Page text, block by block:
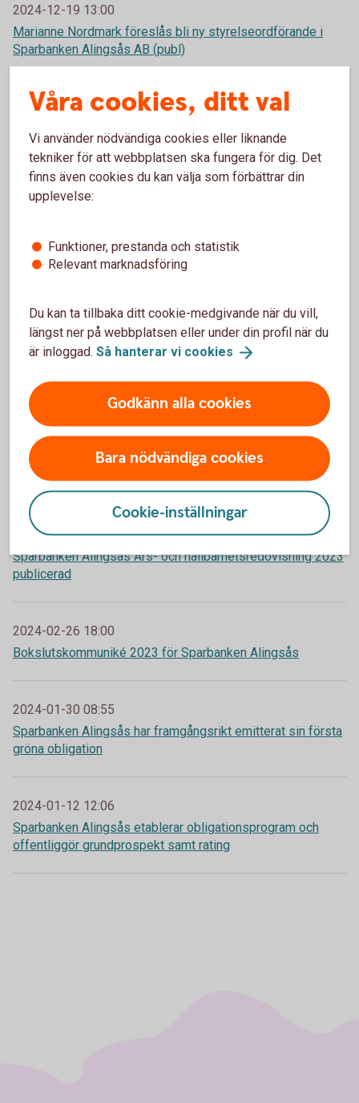
2024-12-19 13:00
Marianne Nordmark föreslås bli ny styrelseordförande i
Sparbanken Alingsås AB (publ)
2024-11-29 15:00
2024-10-28 18:00
Delårsrapport januari-september 2024 för Sparbanken
gröna obligation
2024-08-26 18:00
Delårsrapport januari-juni 2024 för Sparbanken Alingsås
2024-04-22 18:00
Delårsrapport januari-mars 2024 för Sparbanken Alingsås
2024-03-25 18:00
Sparbanken Alingsås Års- och hållbarhetsredovisning 2023
publicerad
2024-02-26 18:00
Bokslutskommuniké 2023 för Sparbanken Alingsås
2024-01-30 08:55
Sparbanken Alingsås har framgångsrikt emitterat sin första
gröna obligation
2024-01-12 12:06
Sparbanken Alingsås etablerar obligationsprogram och
offentliggör grundprospekt samt rating
Våra cookies, ditt val
Vi använder nödvändiga cookies eller liknande
tekniker för att webbplatsen ska fungera för dig. Det
finns även cookies du kan välja som förbättrar din
upplevelse:
Funktioner, prestanda och statistik
Relevant marknadsföring
Du kan ta tillbaka ditt cookie-medgivande när du vill,
längst ner på webbplatsen eller under din profil när du
är inloggad. Så hanterar vi cookies
Godkänn alla cookies
Bara nödvändiga cookies
Cookie-inställningar